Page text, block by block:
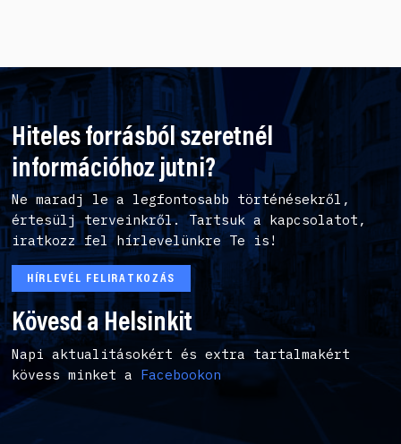
Hiteles forrásból szeretnél
információhoz jutni?
Ne maradj le a legfontosabb történésekről,
értesülj terveinkről. Tartsuk a kapcsolatot,
iratkozz fel hírlevelünkre Te is!
HÍRLEVÉL FELIRATKOZÁS
Kövesd a Helsinkit
Napi aktualitásokért és extra tartalmakért
kövess minket a Facebookon